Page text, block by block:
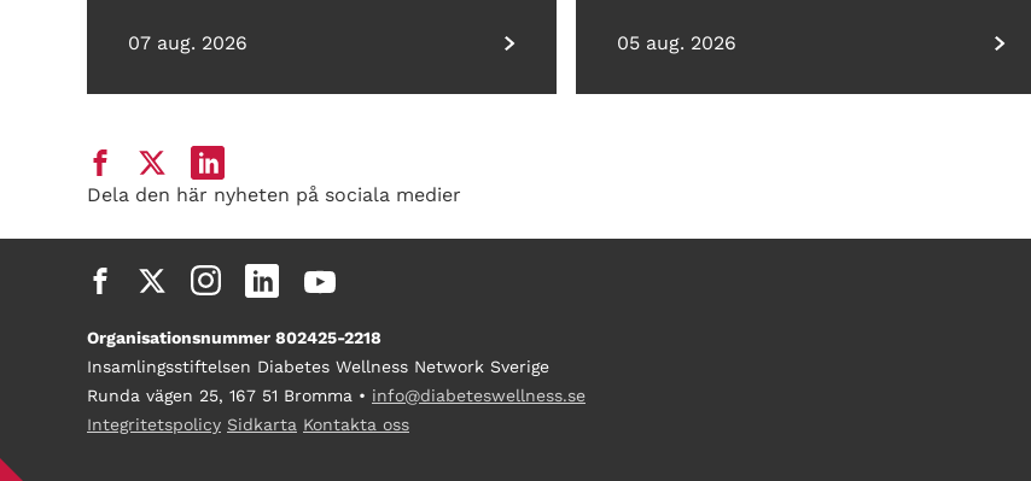
07 aug. 2026 05 aug. 2026
Dela den här nyheten på sociala medier
Organisationsnummer 802425-2218
Insamlingsstiftelsen Diabetes Wellness Network Sverige
Runda vägen 25, 167 51 Bromma • info@diabeteswellness.se
Integritetspolicy Sidkarta Kontakta oss